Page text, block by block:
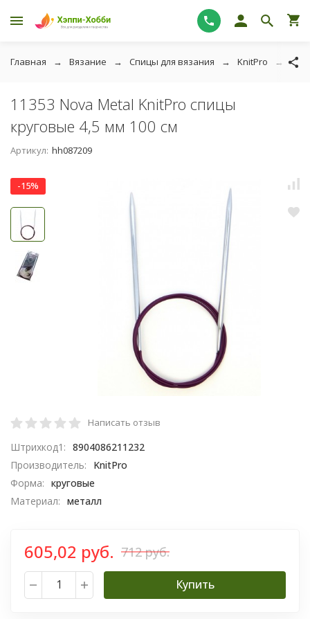
Главная Вязание Спицы для вязания KnitPro
11353 Nova Metal KnitPro спицы
круговые 4,5 мм 100 см
Артикул: hh087209
-15%
Написать отзыв
Штрихкод1: 8904086211232
Производитель:
KnitPro
Форма: круговые
Материал: металл
605,02 руб. 712 руб.
Купить